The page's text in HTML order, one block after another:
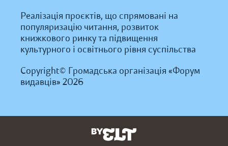
Реалізація проєктів, що спрямовані на
популяризацію читання, розвиток
книжкового ринку та підвищення
культурного і освітнього рівня суспільства
Copyright© Громадська організація «Форум
видавців» 2026